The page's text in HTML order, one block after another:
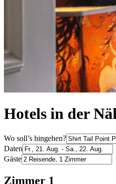
Hotels in der
Wo soll’s hingehen?
Daten
Gäste
Zimmer 1